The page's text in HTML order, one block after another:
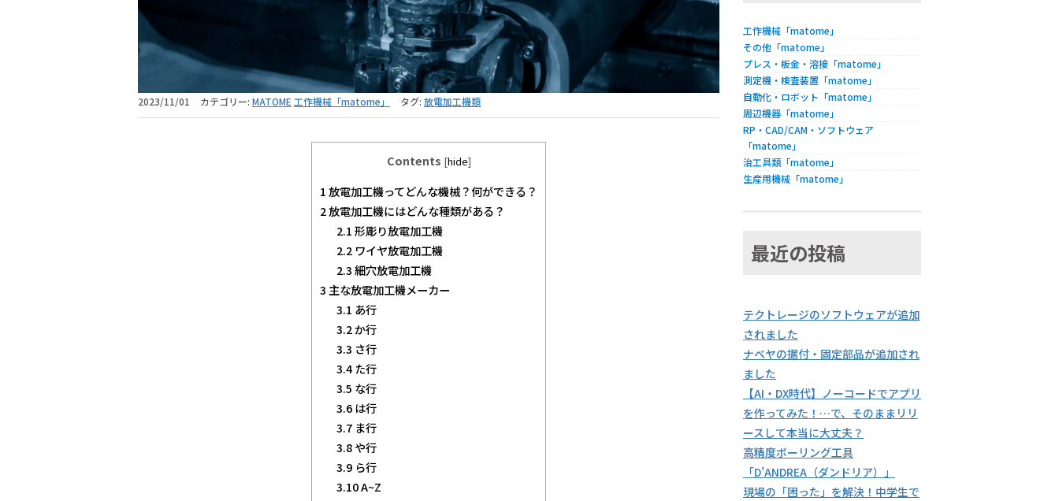
2023/11/01 カテゴリー: MATOME 工作機械「matome」 タグ: 放電加工機類
Contents [hide]
1放電加工機ってどんな機械？何ができる？
2放電加工機にはどんな種類がある？
2.1形彫り放電加工機
2.2 ワイヤ放電加工機
2.3細穴放電加工機
3 主な放電加工機メーカー
3.1 あ行
3.2か行
3.3 さ行
3.4た行
3.5 な行
3.6は行
3.7 ま行
3.8や行
3.9 ら行
3.10A~Z
工作機械「matome」
その他「matome」
プレス・板金・溶接「matome」
測定機・検査装置「matome」
自動化・ロボット「matome」
周辺機器「matome」
RP・CAD/CAM・ソフトウェア
「matome」
治工具類「matome」
生産用機械「matome」
最近の投稿
テクトレージのソフトウェアが追加
されました
ナベヤの据付・固定部品が追加され
ました
【AI・DX時代】ノーコードでアプリ
を作ってみた！…で、そのままリリ
ースして本当に大丈夫？
高精度ボーリング工具
「D’ANDREA（ダンドリア）」
現場の「困った」を解決！中学生で